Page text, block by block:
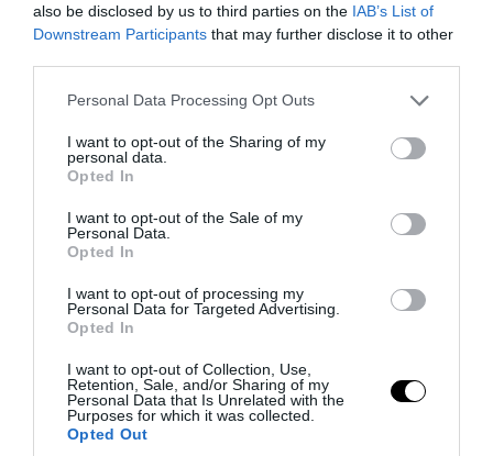
also be disclosed by us to third parties on the IAB’s List of
Downstream Participants that may further disclose it to other
Please note that this website/app uses one or more Google
not limited to your visit or usage behaviour. You may click to
grant or deny consent to Google and its third-party tags to
use your data for below specified purposes in below Google
consent section.
Personal Data Processing Opt Outs
I want to opt-out of the Sharing of my
personal data.
Opted In
I want to opt-out of the Sale of my
Personal Data.
Opted In
I want to opt-out of processing my
Personal Data for Targeted Advertising.
Opted In
I want to opt-out of Collection, Use,
Retention, Sale, and/or Sharing of my
Personal Data that Is Unrelated with the
Purposes for which it was collected.
Opted Out
PRONEWS.GR /ΔΙΕΘΝΗΣ ΑΣΦΑΛΕΙΑ
Ρωσική επίθεση προκάλεσε σοβαρές
ζημιές στο γήπεδο της Τσερνομόρετς
07.08.2026 | 21:46